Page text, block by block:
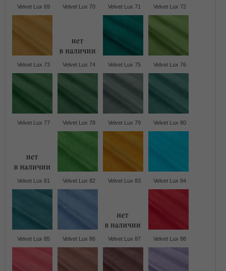
Velvet Lux 69 Velvet Lux 70 Velvet Lux 71 Velvet Lux 72
Velvet Lux 73 Velvet Lux 74 Velvet Lux 75 Velvet Lux 76
Velvet Lux 77 Velvet Lux 78 Velvet Lux 79 Velvet Lux 80
Velvet Lux 81 Velvet Lux 82 Velvet Lux 83 Velvet Lux 84
Velvet Lux 85 Velvet Lux 86 Velvet Lux 87 Velvet Lux 88